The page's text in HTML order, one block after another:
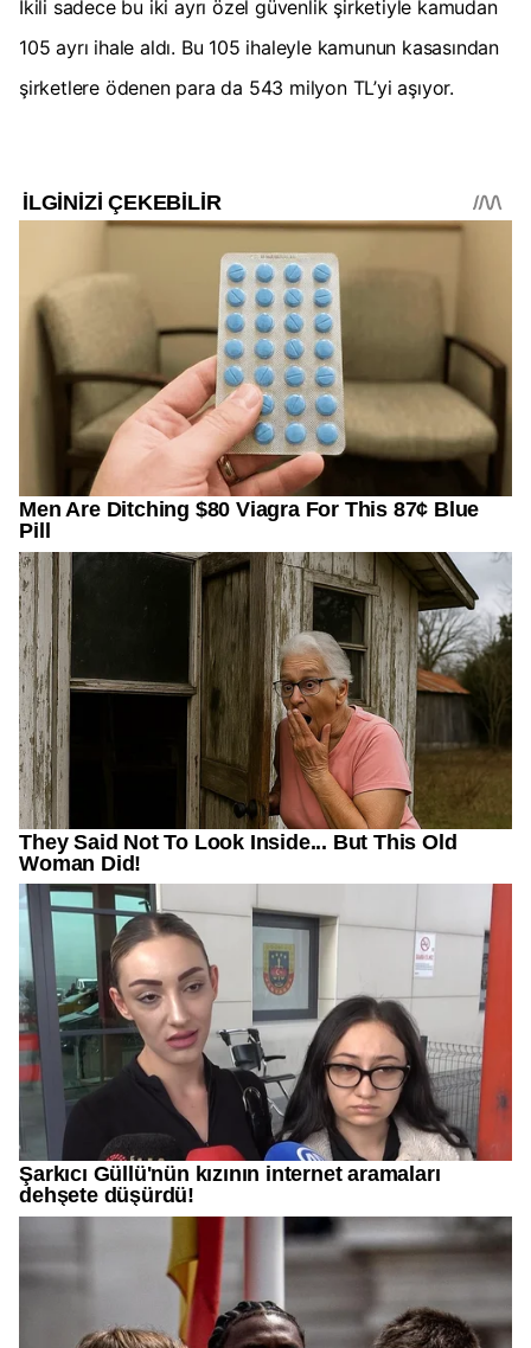
İkili sadece bu iki ayrı özel güvenlik şirketiyle kamudan
105 ayrı ihale aldı. Bu 105 ihaleyle kamunun kasasından
şirketlere ödenen para da 543 milyon TL’yi aşıyor.